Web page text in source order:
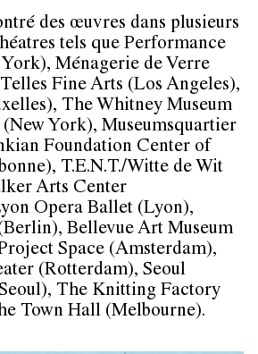
des œuvres dans plusieurs
tels que Performance
Ménagerie de Verre
Fine Arts (Los Angeles),
The Whitney Museum
York), Museumsquartier
Foundation Center of
T.E.N.T./Witte de Wit
Arts Center
Opera Ballet (Lyon),
Bellevue Art Museum
Space (Amsterdam),
(Rotterdam), Seoul
The Knitting Factory
Town Hall (Melbourne).